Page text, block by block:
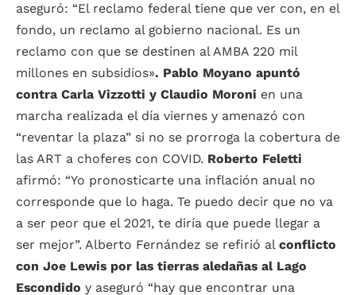
aseguró: “El reclamo federal tiene que ver con, en el
fondo, un reclamo al gobierno nacional. Es un
reclamo con que se destinen al AMBA 220 mil
millones en subsidios». Pablo Moyano apuntó
contra Carla Vizzotti y Claudio Moroni en una
marcha realizada el día viernes y amenazó con
“reventar la plaza” si no se prorroga la cobertura de
las ART a choferes con COVID. Roberto Feletti
afirmó: “Yo pronosticarte una inflación anual no
corresponde que lo haga. Te puedo decir que no va
a ser peor que el 2021, te diría que puede llegar a
ser mejor”. Alberto Fernández se refirió al conflicto
con Joe Lewis por las tierras aledañas al Lago
Escondido y aseguró “hay que encontrar una